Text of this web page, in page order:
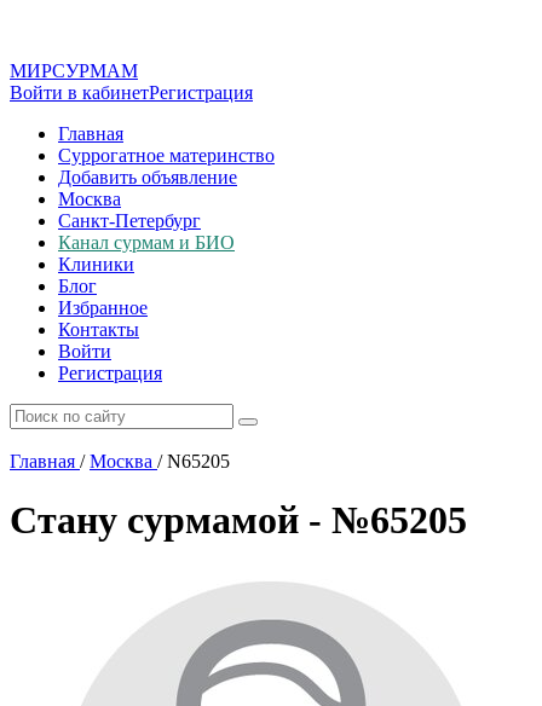
МИРСУРМАМ
Войти в кабинетРегистрация
Главная
Суррогатное материнство
Добавить объявление
Москва
Санкт-Петербург
Канал сурмам и БИО
Клиники
Блог
Избранное
Контакты
Войти
Регистрация
Главная / Москва /N65205
Стану сурмамой - №65205